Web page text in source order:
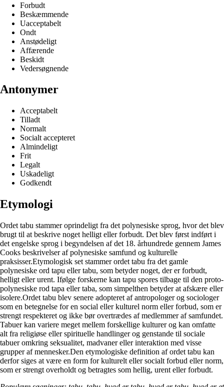
Forbudt
Beskæmmende
Uacceptabelt
Ondt
Anstødeligt
Affærende
Beskidt
Vedersøgnende
Antonymer
Acceptabelt
Tilladt
Normalt
Socialt accepteret
Almindeligt
Frit
Legalt
Uskadeligt
Godkendt
Etymologi
Ordet tabu stammer oprindeligt fra det polynesiske sprog, hvor det blev
brugt til at beskrive noget helligt eller forbudt. Det blev først indført i
det engelske sprog i begyndelsen af det 18. århundrede gennem James
Cooks beskrivelser af polynesiske samfund og kulturelle
praksisser.Etymologisk set stammer ordet tabu fra det gamle
polynesiske ord tapu eller tabu, som betyder noget, der er forbudt,
helligt eller urent. Ifølge forskerne kan tapu spores tilbage til den proto-
polynesiske rod tapa eller taba, som simpelthen betyder at afskære eller
isolere.Ordet tabu blev senere adopteret af antropologer og sociologer
som en betegnelse for en social eller kulturel norm eller forbud, som er
strengt respekteret og ikke bør overtrædes af medlemmer af samfundet.
Tabuer kan variere meget mellem forskellige kulturer og kan omfatte
alt fra religiøse eller spirituelle handlinger og genstande til sociale
tabuer omkring seksualitet, madvaner eller interaktion med visse
grupper af mennesker.Den etymologiske definition af ordet tabu kan
derfor siges at være en form for kulturelt eller socialt forbud eller norm,
som er strengt overholdt og betragtes som hellig, urent eller forbudt.